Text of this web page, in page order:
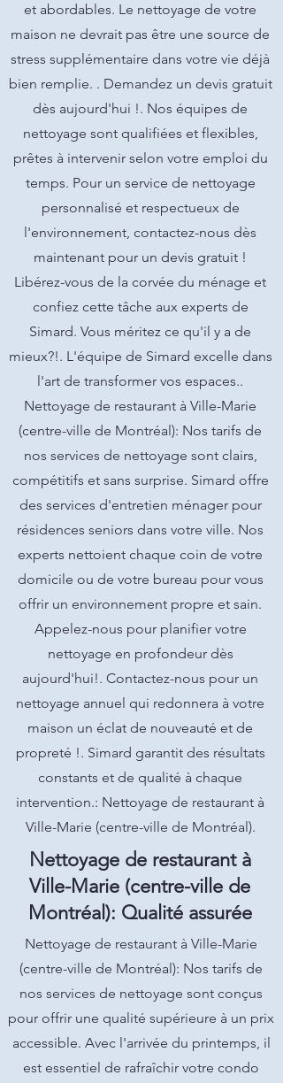
et abordables. Le nettoyage de votre
maison ne devrait pas être une source de
stress supplémentaire dans votre vie déjà
bien remplie. . Demandez un devis gratuit
dès aujourd'hui !. Nos équipes de
nettoyage sont qualifiées et flexibles,
prêtes à intervenir selon votre emploi du
temps. Pour un service de nettoyage
personnalisé et respectueux de
l'environnement, contactez-nous dès
maintenant pour un devis gratuit !
Libérez-vous de la corvée du ménage et
confiez cette tâche aux experts de
Simard. Vous méritez ce qu'il y a de
mieux?!. L'équipe de Simard excelle dans
l'art de transformer vos espaces..
Nettoyage de restaurant à Ville-Marie
(centre-ville de Montréal): Nos tarifs de
nos services de nettoyage sont clairs,
compétitifs et sans surprise. Simard offre
des services d'entretien ménager pour
résidences seniors dans votre ville. Nos
experts nettoient chaque coin de votre
domicile ou de votre bureau pour vous
offrir un environnement propre et sain.
Appelez-nous pour planifier votre
nettoyage en profondeur dès
aujourd'hui!. Contactez-nous pour un
nettoyage annuel qui redonnera à votre
maison un éclat de nouveauté et de
propreté !. Simard garantit des résultats
constants et de qualité à chaque
intervention.: Nettoyage de restaurant à
Ville-Marie (centre-ville de Montréal).
Nettoyage de restaurant à
Ville-Marie (centre-ville de
Montréal): Qualité assurée
Nettoyage de restaurant à Ville-Marie
(centre-ville de Montréal): Nos tarifs de
nos services de nettoyage sont conçus
pour offrir une qualité supérieure à un prix
accessible. Avec l'arrivée du printemps, il
est essentiel de rafraîchir votre condo